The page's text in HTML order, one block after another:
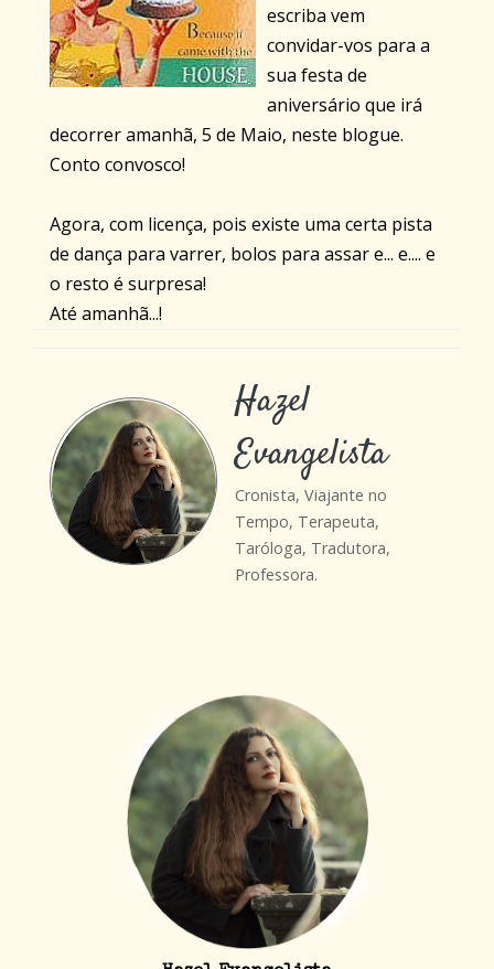
escriba vem
convidar-vos para a
sua festa de
aniversário que irá
decorrer amanhã, 5 de Maio, neste blogue.
Conto convosco!
Agora, com licença, pois existe uma certa pista
de dança para varrer, bolos para assar e... e.... e
o resto é surpresa!
Até amanhã...!
Hazel
Evangelista
Cronista, Viajante no
Tempo, Terapeuta,
Taróloga, Tradutora,
Professora.